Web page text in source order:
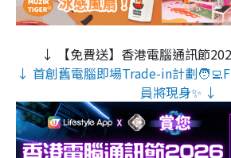
↓ 【免費送】香港電腦通訊節
↓ 首創舊電腦即場Trade-in計劃
員將現身✨ ↓